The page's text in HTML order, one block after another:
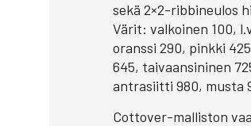
sekä 2×2-ribbineulos
Värit: valkoinen 100,
oranssi 290, pinkki
645, taivaansininen
antrasiitti 980, musta
Cottover-malliston